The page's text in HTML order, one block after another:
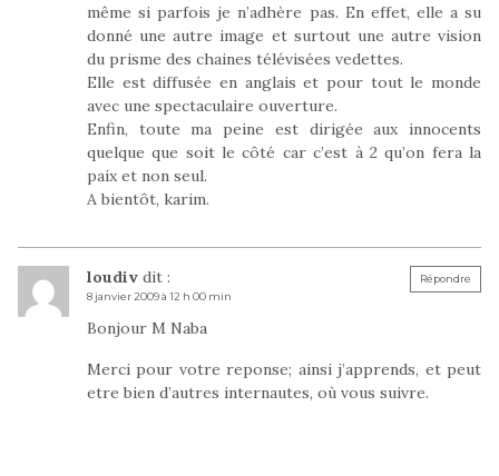
même si parfois je n’adhère pas. En effet, elle a su
donné une autre image et surtout une autre vision
du prisme des chaines télévisées vedettes.
Elle est diffusée en anglais et pour tout le monde
avec une spectaculaire ouverture.
Enfin, toute ma peine est dirigée aux innocents
quelque que soit le côté car c’est à 2 qu’on fera la
paix et non seul.
A bientôt, karim.
loudiv dit :
8 janvier 2009 à 12 h 00 min
Bonjour M Naba
Merci pour votre reponse; ainsi j’apprends, et peut
etre bien d’autres internautes, où vous suivre.
Répondre